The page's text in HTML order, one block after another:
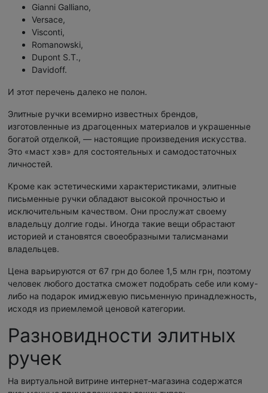
Gianni Galliano,
Versace,
Visconti,
Romanowski,
Dupont S.T.,
Davidoff.
И этот перечень далеко не полон.
Элитные ручки всемирно известных брендов,
изготовленные из драгоценных материалов и украшенные
богатой отделкой, — настоящие произведения искусства.
Это «маст хэв» для состоятельных и самодостаточных
личностей.
Кроме как эстетическими характеристиками, элитные
письменные ручки обладают высокой прочностью и
исключительным качеством. Они прослужат своему
владельцу долгие годы. Иногда такие вещи обрастают
историей и становятся своеобразными талисманами
владельцев.
Цена варьируются от 67 грн до более 1,5 млн грн, поэтому
человек любого достатка сможет подобрать себе или кому-
либо на подарок имиджевую письменную принадлежность,
исходя из приемлемой ценовой категории.
Разновидности элитных
ручек
На виртуальной витрине интернет-магазина содержатся